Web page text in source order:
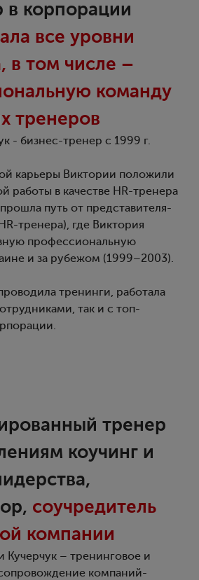
в корпорации
все уровни
в том числе –
команду
тренеров
- бизнес-тренер с 1999 г.
карьеры Виктории положили
работы в качестве HR-тренера
путь от представителя-
тренера), где Виктория
профессиональную
и за рубежом (1999–2003).
тренинги, работала
так и с топ-
тренер
коучинг и
соучредитель
компании
Кучерчук – тренинговое и
компаний-